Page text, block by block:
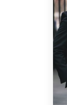
schedule